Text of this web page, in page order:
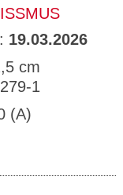
19.03.2026
cm
1
(A)